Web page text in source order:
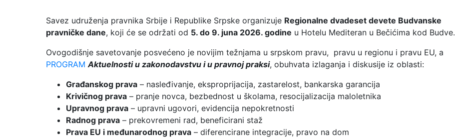
Savez udruženja pravnika Srbije i Republike Srpske organizuje Regionalne dvadeset devete Budvanske
pravničke dane, koji će se održati od 5. do 9. juna 2026. godine u Hotelu Mediteran u Bečićima kod Budve.
Ovogodišnje savetovanje posvećeno je novijim težnjama u srpskom pravu, pravu u regionu i pravu EU, a
PROGRAM Aktuelnosti u zakonodavstvu i u pravnoj praksi, obuhvata izlaganja i diskusije iz oblasti:
Građanskog prava – nasleđivanje, eksproprijacija, zastarelost, bankarska garancija
Krivičnog prava – pranje novca, bezbednost u školama, resocijalizacija maloletnika
Upravnog prava – upravni ugovori, evidencija nepokretnosti
Radnog prava – prekovremeni rad, beneficirani staž
Prava EU i međunarodnog prava – diferencirane integracije, pravo na dom